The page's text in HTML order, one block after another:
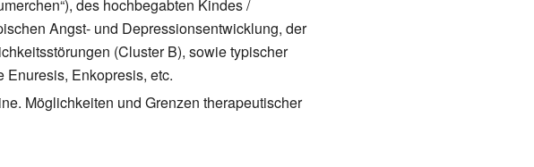
des hochbegabten Kindes /
Angst- und Depressionsentwicklung, der
(Cluster B), sowie typischer
Enkopresis, etc.
Möglichkeiten und Grenzen therapeutischer